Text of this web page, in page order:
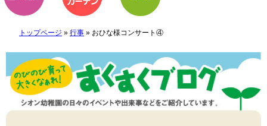
トップページ » 行事» おひな様コンサート④